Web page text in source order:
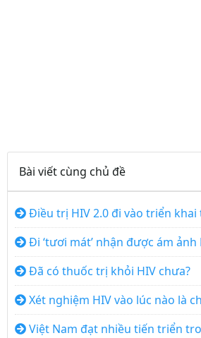
Bài viết cùng chủ đề
Điều trị HIV 2.0 đi vào triển
Đi ‘tươi mát’ nhận được ám ảnh
Đã có thuốc trị khỏi HIV chưa?
Xét nghiệm HIV vào lúc nào là
Việt Nam đạt nhiều tiến triển